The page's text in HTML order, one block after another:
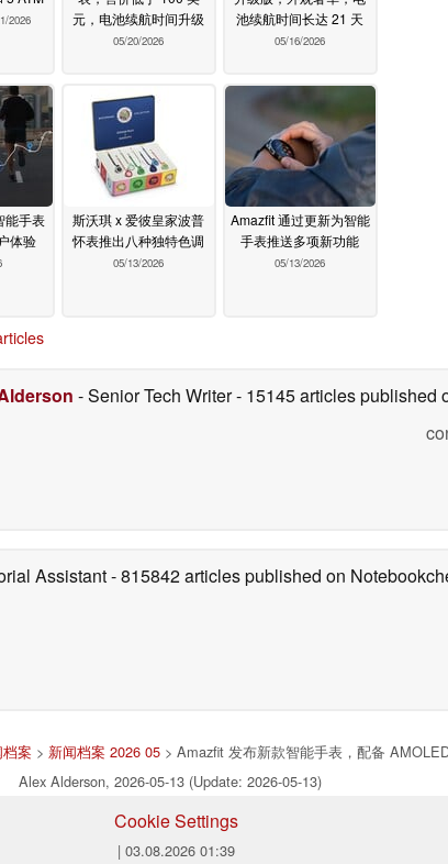
2026
元，电池续航时间升级
05/20/2026
池续航时间长达 21 天
05/16/2026
能手表
体验
斯沃琪 x 爱彼皇家波普
怀表推出八种独特色调
05/13/2026
Amazfit 通过更新为智能
手表推送多项新功能
05/13/2026
- Senior Tech Writer- 15145 articles published
Assistant- 815842 articles published on
案 > 新闻档案 2026 05> Amazfit 发布新款智能手表，配备
Alex Alderson, 2026-05-13 (Update: 2026-05-13)
Cookie Settings
| 03.08.2026 01:39